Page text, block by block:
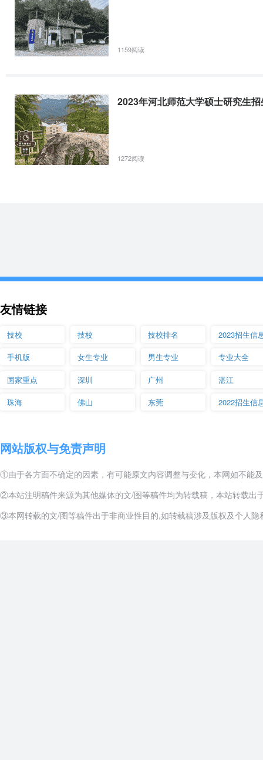
1159阅读
2023年河北师范大学硕士研究生
1272阅读
友情链接
技校 技校 技校排名 2023招生信
手机版 女生专业 男生专业 专业大全
国家重点 深圳 广州 湛江
珠海 佛山 东莞 2022招生信
网站版权与免责声明
①由于各方面不确定的因素，有可能原文内容调整与变化，本网如不能
②本站注明稿件来源为其他媒体的文/图等稿件均为转载稿，本站转载
③本网转载的文/图等稿件出于非商业性目的,如转载稿涉及版权及个人